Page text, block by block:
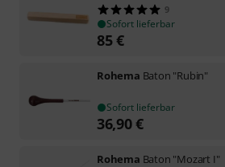
9
Sofort lieferbar
85€
Rohema Baton "Rubin"
Sofort lieferbar
36,90€
Rohema Baton "Mozart I"